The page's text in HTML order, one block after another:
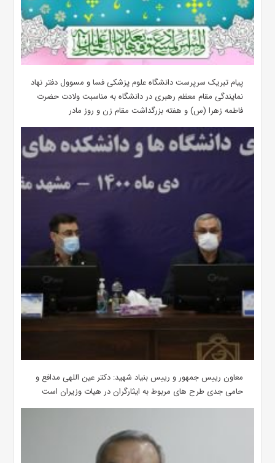
پیام تبریک سرپرست دانشگاه علوم پزشکی فسا و مسوول دفتر نهاد
نمایندگی مقام معظم رهبری در دانشگاه به مناسبت ولادت حضرت
فاطمه زهرا (س) و هفته بزرگداشت مقام زن و روز مادر
معاون رییس جمهور و رییس بنیاد شهید: دکتر عین اللهی مدافع و
حامی جدی طرح های مربوط به ایثارگران در هیات وزیران است